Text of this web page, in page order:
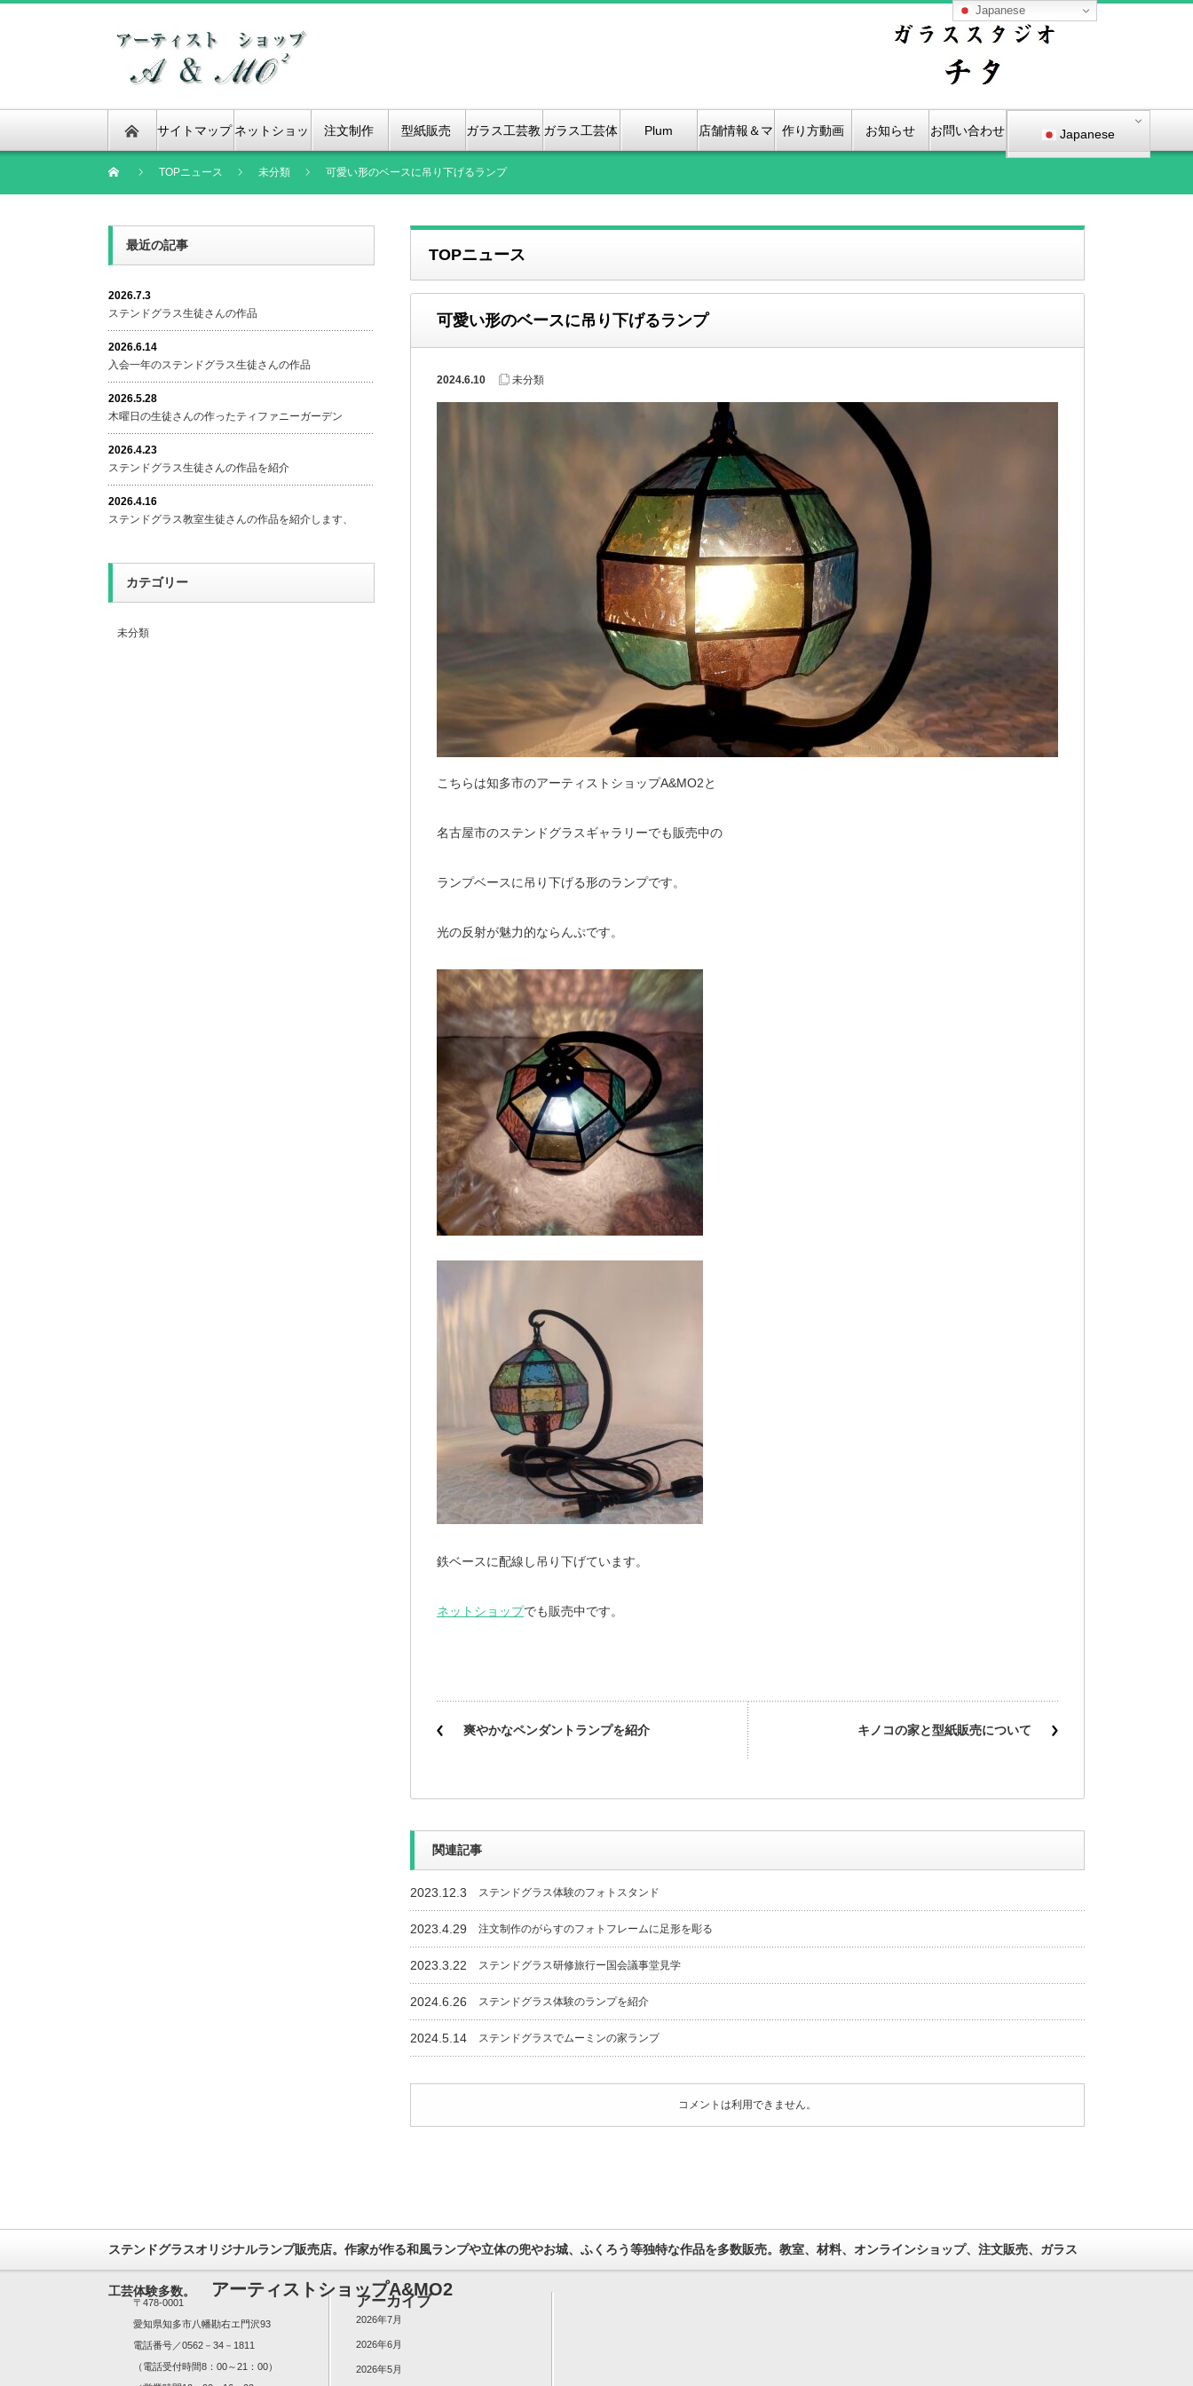
サイトマップ ネットショッ
プ
注文制作 型紙販売 ガラス工芸教
室
ガラス工芸体 Plum
GLass
店舗情報＆マ 作り方動画 お知らせ お問い合わせ Japanese
TOPニュース 未分類 可愛い形のベースに吊り下げるランプ
TOPニュース
可愛い形のベースに吊り下げるランプ
2024.6.10 未分類
こちらは知多市のアーティストショップA&MO2と
名古屋市のステンドグラスギャラリーでも販売中の
ランプベースに吊り下げる形のランプです。
光の反射が魅力的ならんぷです。
鉄ベースに配線し吊り下げています。
ネットショップでも販売中です。
爽やかなペンダントランプを紹介 キノコの家と型紙販売について
関連記事
2023.12.3 ステンドグラス体験のフォトスタンド
2023.4.29 注文制作のがらすのフォトフレームに足形を彫る
2023.3.22 ステンドグラス研修旅行ー国会議事堂見学
2024.6.26 ステンドグラス体験のランプを紹介
2024.5.14 ステンドグラスでムーミンの家ランプ
コメントは利用できません。
最近の記事
2026.7.3
ステンドグラス生徒さんの作品
2026.6.14
入会一年のステンドグラス生徒さんの作品
2026.5.28
木曜日の生徒さんの作ったティファニーガーデン
2026.4.23
ステンドグラス生徒さんの作品を紹介
2026.4.16
ステンドグラス教室生徒さんの作品を紹介します、
カテゴリー
未分類
ステンドグラスオリジナルランプ販売店。作家が作る和風ランプや立体の兜やお城、ふくろう等独特な作品を多数販売。教室、材料、オンラインショップ、注文販売、ガラス
工芸体験多数。 アーティストショップA&MO2
〒478-0001
愛知県知多市八幡勘右エ門沢93
電話番号／0562－34－1811
（電話受付時間8：00～21：00）
アーカイブ
2026年7月
2026年6月
2026年5月
Japanese